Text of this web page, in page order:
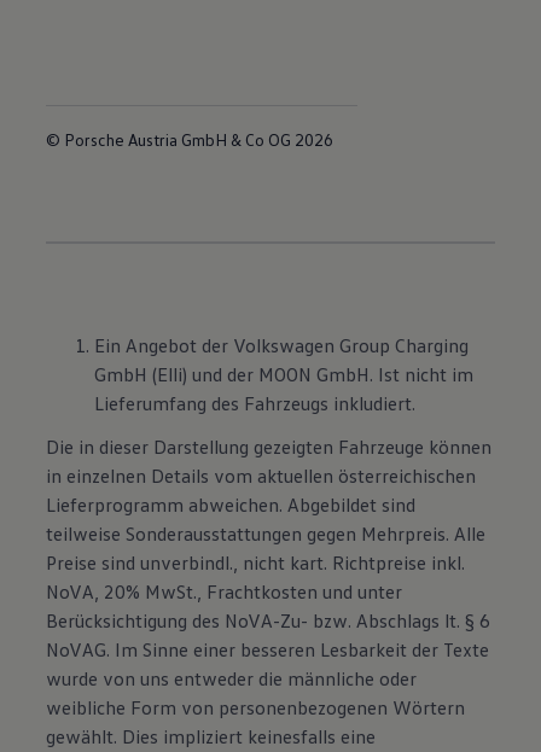
© Porsche Austria GmbH & Co OG 2026
Ein Angebot der Volkswagen Group Charging
GmbH (Elli) und der MOON GmbH. Ist nicht im
Lieferumfang des Fahrzeugs inkludiert.
Die in dieser Darstellung gezeigten Fahrzeuge können
in einzelnen Details vom aktuellen österreichischen
Lieferprogramm abweichen. Abgebildet sind
teilweise Sonderausstattungen gegen Mehrpreis. Alle
Preise sind unverbindl., nicht kart. Richtpreise inkl.
NoVA, 20% MwSt., Frachtkosten und unter
Berücksichtigung des NoVA-Zu- bzw. Abschlags lt. § 6
NoVAG. Im Sinne einer besseren Lesbarkeit der Texte
wurde von uns entweder die männliche oder
weibliche Form von personenbezogenen Wörtern
gewählt. Dies impliziert keinesfalls eine